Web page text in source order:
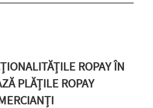
ROPAY ÎN
PLĂȚILE ROPAY